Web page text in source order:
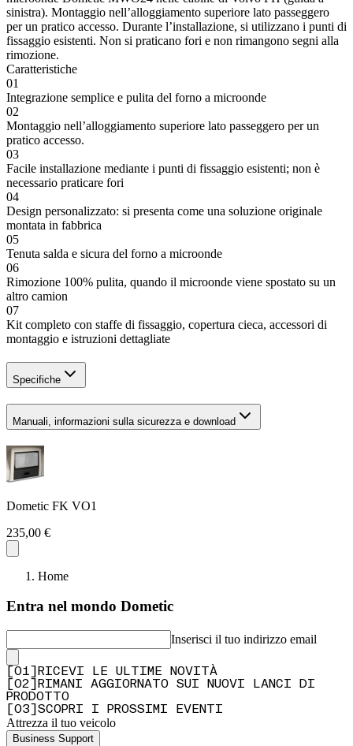
sinistra). Montaggio nell’alloggiamento superiore lato passeggero
per un pratico accesso. Durante l’installazione, si utilizzano i punti di
fissaggio esistenti. Non si praticano fori e non rimangono segni alla
rimozione.
Caratteristiche
01
Integrazione semplice e pulita del forno a microonde
02
Montaggio nell’alloggiamento superiore lato passeggero per un
pratico accesso.
03
Facile installazione mediante i punti di fissaggio esistenti; non è
necessario praticare fori
04
Design personalizzato: si presenta come una soluzione originale
montata in fabbrica
05
Tenuta salda e sicura del forno a microonde
06
Rimozione 100% pulita, quando il microonde viene spostato su un
altro camion
07
Kit completo con staffe di fissaggio, copertura cieca, accessori di
montaggio e istruzioni dettagliate
Specifiche
Manuali, informazioni sulla sicurezza e download
Dometic FK VO1
235,00 €
Home
Entra nel mondo Dometic
Inserisci il tuo indirizzo email
01
RICEVI LE ULTIME NOVITÀ
02
RIMANI AGGIORNATO SUI NUOVI LANCI DI
PRODOTTO
03 SCOPRI I PROSSIMI EVENTI
Attrezza il tuo veicolo
Business Support